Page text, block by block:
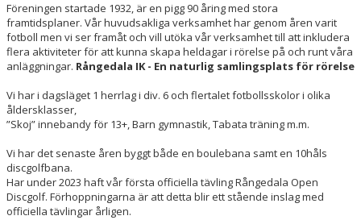
Föreningen startade 1932, är en pigg 90 åring med stora
framtidsplaner. Vår huvudsakliga verksamhet har genom åren varit
fotboll men vi ser framåt och vill utöka vår verksamhet till att inkludera
flera aktiviteter för att kunna skapa heldagar i rörelse på och runt våra
anläggningar. Rångedala IK - En naturlig samlingsplats för rörelse
Vi har i dagsläget 1 herrlag i div. 6 och flertalet fotbollsskolor i olika
åldersklasser,
”Skoj” innebandy för 13+, Barn gymnastik, Tabata träning m.m.
Vi har det senaste åren byggt både en boulebana samt en 10håls
discgolfbana.
Har under 2023 haft vår första officiella tävling Rångedala Open
Discgolf. Förhoppningarna är att detta blir ett stående inslag med
officiella tävlingar årligen.